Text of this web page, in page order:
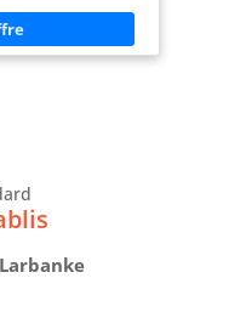
aux rayures, à
rayons UV. FACILE À
facile à nettoyer et
temps.